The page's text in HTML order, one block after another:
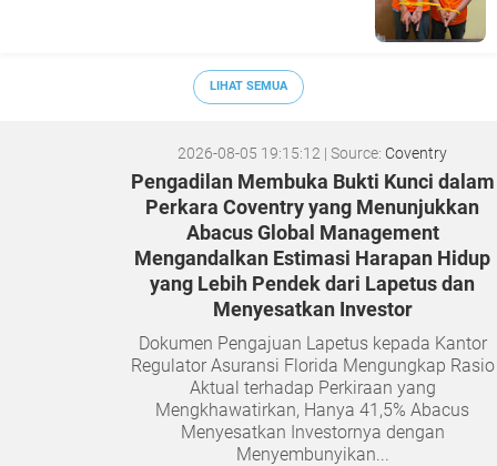
LIHAT SEMUA
2026-08-05 19:15:12 | Source: Coventry
Pengadilan Membuka Bukti Kunci dalam
Perkara Coventry yang Menunjukkan
Abacus Global Management
Mengandalkan Estimasi Harapan Hidup
yang Lebih Pendek dari Lapetus dan
Menyesatkan Investor
Dokumen Pengajuan Lapetus kepada Kantor
Regulator Asuransi Florida Mengungkap Rasio
Aktual terhadap Perkiraan yang
Mengkhawatirkan, Hanya 41,5% Abacus
Menyesatkan Investornya dengan
Menyembunyikan...